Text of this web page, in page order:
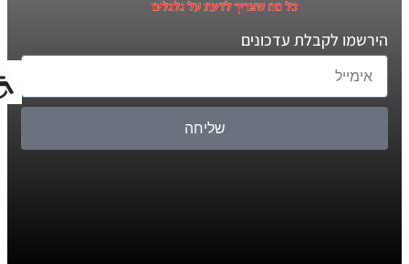
הירשמו לקבלת עדכונים
שליחה